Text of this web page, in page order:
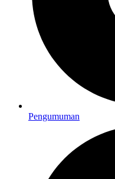
Pengumuman